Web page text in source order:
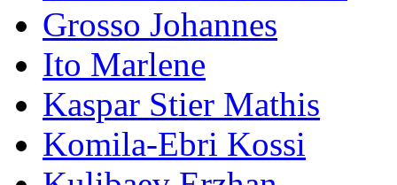
Grosso Johannes
Ito Marlene
Kaspar Stier Mathis
Komila-Ebri Kossi